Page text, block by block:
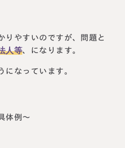
りやすいのですが、問題と
人等、になります。
になっています。
体例～